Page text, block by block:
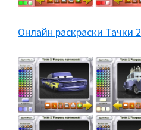
Онлайн раскраски Тачки 2